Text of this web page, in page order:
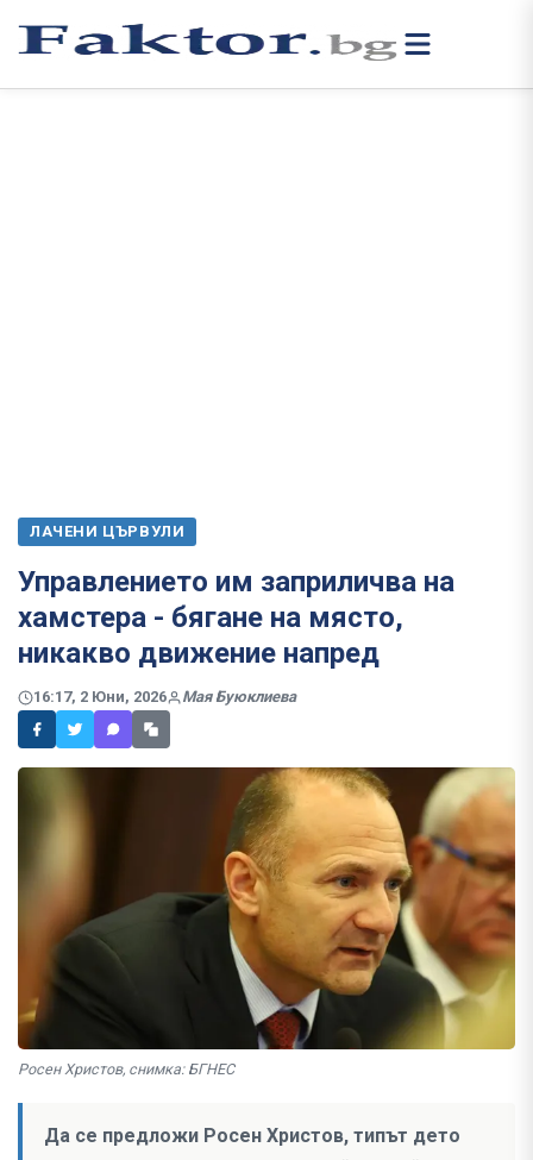
ЛАЧЕНИ ЦЪРВУЛИ
Управлението им заприличва на
хамстера - бягане на място,
никакво движение напред
16:17, 2 Юни, 2026 Мая Буюклиева
Росен Христов, снимка: БГНЕС
Да се предложи Росен Христов, типът дето